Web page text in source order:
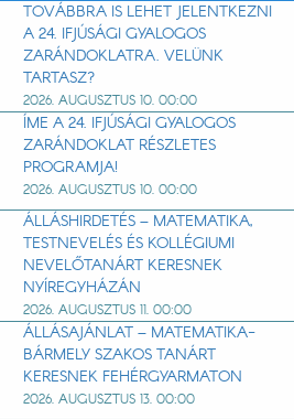
TOVÁBBRA IS LEHET JELENTKEZNI
A 24. IFJÚSÁGI GYALOGOS
ZARÁNDOKLATRA. VELÜNK
TARTASZ?
2026. AUGUSZTUS 10. 00:00
ÍME A 24. IFJÚSÁGI GYALOGOS
ZARÁNDOKLAT RÉSZLETES
PROGRAMJA!
2026. AUGUSZTUS 10. 00:00
ÁLLÁSHIRDETÉS – MATEMATIKA,
TESTNEVELÉS ÉS KOLLÉGIUMI
NEVELŐTANÁRT KERESNEK
NYÍREGYHÁZÁN
2026. AUGUSZTUS 11. 00:00
ÁLLÁSAJÁNLAT – MATEMATIKA-
BÁRMELY SZAKOS TANÁRT
KERESNEK FEHÉRGYARMATON
2026. AUGUSZTUS 13. 00:00